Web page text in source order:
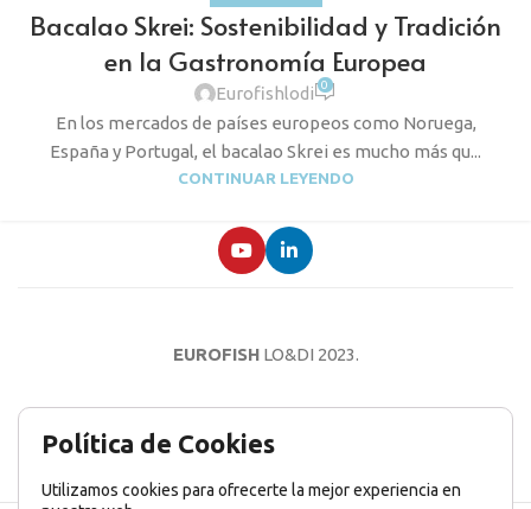
Bacalao Skrei: Sostenibilidad y Tradición
en la Gastronomía Europea
Eurofishlodi 0
En los mercados de países europeos como Noruega,
España y Portugal, el bacalao Skrei es mucho más qu...
CONTINUAR LEYENDO
EUROFISHLO&DI 2023.
AVISO LEGAL POLÍTICA DE PRIVACIDAD
Política de Cookies
Utilizamos cookies para ofrecerte la mejor experiencia en